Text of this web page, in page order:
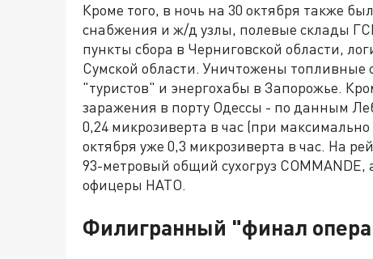
Кроме того, в ночь на 30 октября также
снабжения и ж/д узлы, полевые склады
пункты сбора в Черниговской области,
Сумской области. Уничтожены топливные
"туристов" и энергохабы в Запорожье.
заражения в порту Одессы - по данным
0,24 микрозиверта в час (при
октября уже 0,3 микрозиверта в час. На
93-метровый общий сухогруз
офицеры НАТО.
Филигранный "финал